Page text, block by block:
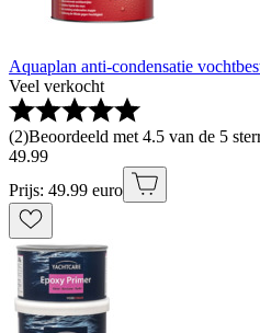
Aquaplan anti-condensatie
Veel verkocht
(2)Beoordeeld met 4.5 van de 5
49.99
Prijs: 49.99 euro